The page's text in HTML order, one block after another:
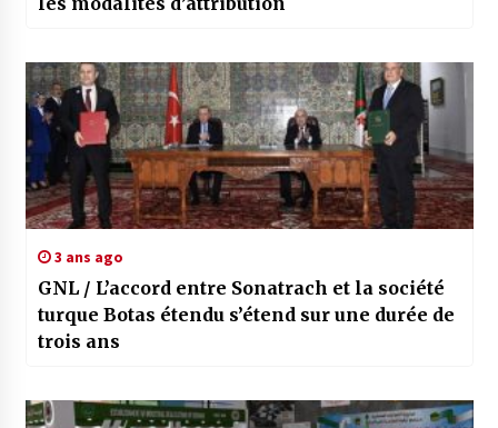
3 ans ago
GNL / L’accord entre Sonatrach et la société
turque Botas étendu s’étend sur une durée de
trois ans